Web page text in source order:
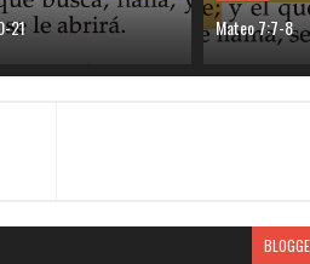
21 Mateo 7:7-8